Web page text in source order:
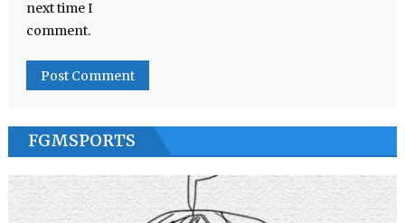
next time I
comment.
FGMSPORTS